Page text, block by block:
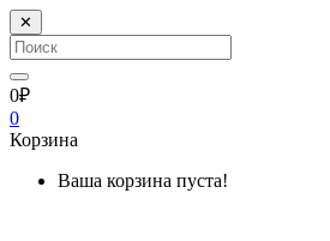
✕
0₽
0
Корзина
Ваша корзина пуста!